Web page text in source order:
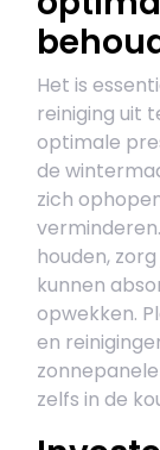
Het is
reiniging uit
optimale
de
zich
houden,
kunnen
opwekken.
en
zelfs in de